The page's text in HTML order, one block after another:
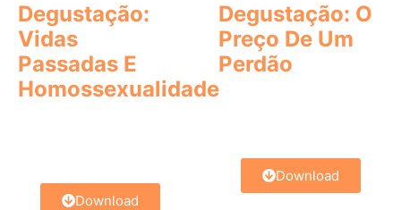
Degustação:
Vidas
Passadas E
Homossexualidade
Download
Degustação: O
Preço De Um
Perdão
Download